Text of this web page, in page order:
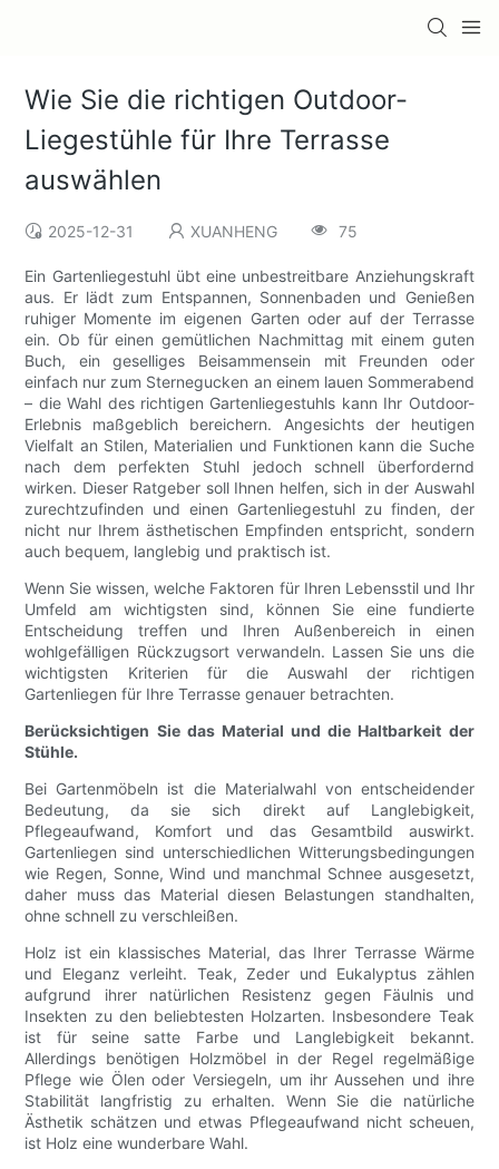
Wie Sie die richtigen Outdoor-
Liegestühle für Ihre Terrasse
auswählen
2025-12-31 XUANHENG 75
Ein Gartenliegestuhl übt eine unbestreitbare Anziehungskraft
aus. Er lädt zum Entspannen, Sonnenbaden und Genießen
ruhiger Momente im eigenen Garten oder auf der Terrasse
ein. Ob für einen gemütlichen Nachmittag mit einem guten
Buch, ein geselliges Beisammensein mit Freunden oder
einfach nur zum Sternegucken an einem lauen Sommerabend
– die Wahl des richtigen Gartenliegestuhls kann Ihr Outdoor-
Erlebnis maßgeblich bereichern. Angesichts der heutigen
Vielfalt an Stilen, Materialien und Funktionen kann die Suche
nach dem perfekten Stuhl jedoch schnell überfordernd
wirken. Dieser Ratgeber soll Ihnen helfen, sich in der Auswahl
zurechtzufinden und einen Gartenliegestuhl zu finden, der
nicht nur Ihrem ästhetischen Empfinden entspricht, sondern
auch bequem, langlebig und praktisch ist.
Wenn Sie wissen, welche Faktoren für Ihren Lebensstil und Ihr
Umfeld am wichtigsten sind, können Sie eine fundierte
Entscheidung treffen und Ihren Außenbereich in einen
wohlgefälligen Rückzugsort verwandeln. Lassen Sie uns die
wichtigsten Kriterien für die Auswahl der richtigen
Gartenliegen für Ihre Terrasse genauer betrachten.
Berücksichtigen Sie das Material und die Haltbarkeit der
Stühle.
Bei Gartenmöbeln ist die Materialwahl von entscheidender
Bedeutung, da sie sich direkt auf Langlebigkeit,
Pflegeaufwand, Komfort und das Gesamtbild auswirkt.
Gartenliegen sind unterschiedlichen Witterungsbedingungen
wie Regen, Sonne, Wind und manchmal Schnee ausgesetzt,
daher muss das Material diesen Belastungen standhalten,
ohne schnell zu verschleißen.
Holz ist ein klassisches Material, das Ihrer Terrasse Wärme
und Eleganz verleiht. Teak, Zeder und Eukalyptus zählen
aufgrund ihrer natürlichen Resistenz gegen Fäulnis und
Insekten zu den beliebtesten Holzarten. Insbesondere Teak
ist für seine satte Farbe und Langlebigkeit bekannt.
Allerdings benötigen Holzmöbel in der Regel regelmäßige
Pflege wie Ölen oder Versiegeln, um ihr Aussehen und ihre
Stabilität langfristig zu erhalten. Wenn Sie die natürliche
Ästhetik schätzen und etwas Pflegeaufwand nicht scheuen,
ist Holz eine wunderbare Wahl.